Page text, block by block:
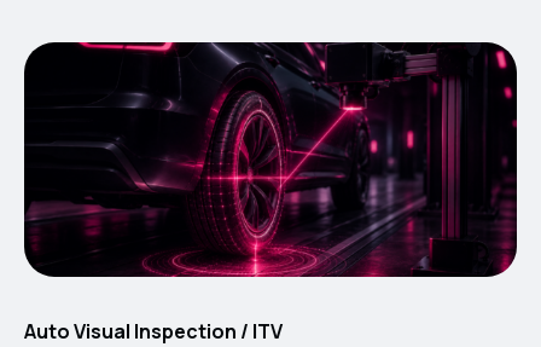
Auto Visual Inspection / ITV